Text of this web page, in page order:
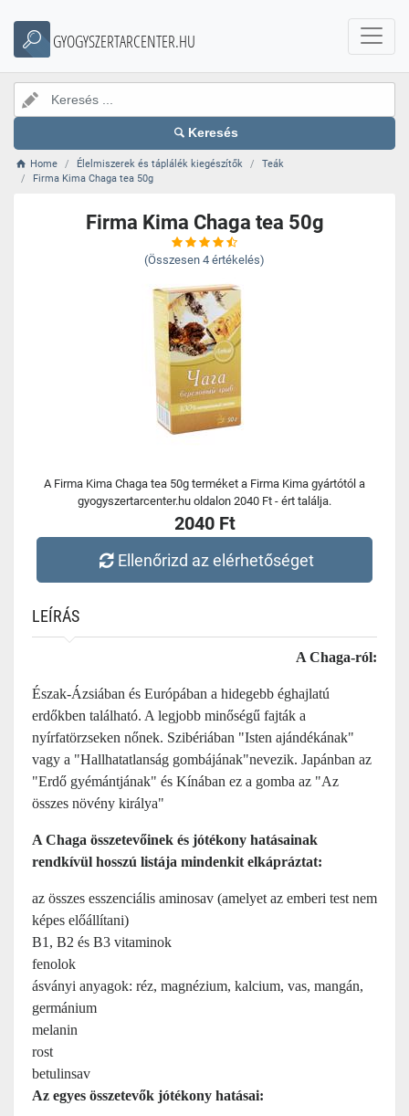
GYOGYSZERTARCENTER.HU
Keresés
Home Élelmiszerek és táplálék kiegészítők
Teák
Firma Kima Chaga tea 50g
Firma Kima Chaga tea 50g
(Összesen 4 értékelés)
A Firma Kima Chaga tea 50g terméket a Firma Kima gyártótól a
gyogyszertarcenter.hu oldalon 2040 Ft - ért találja.
2040 Ft
Ellenőrizd az elérhetőséget
LEÍRÁS
A Chaga-ról:
Észak-Ázsiában és Európában a hidegebb éghajlatú
erdőkben található. A legjobb minőségű fajták a
nyírfatörzseken nőnek. Szibériában "Isten ajándékának"
vagy a "Hallhatatlanság gombájának"nevezik. Japánban az
"Erdő gyémántjának" és Kínában ez a gomba az "Az
összes növény királya"
A Chaga összetevőinek és jótékony hatásainak
rendkívül hosszú listája mindenkit elkápráztat:
az összes esszenciális aminosav (amelyet az emberi test nem
képes előállítani)
B1, B2 és B3 vitaminok
fenolok
ásványi anyagok: réz, magnézium, kalcium, vas, mangán,
germánium
melanin
rost
betulinsav
Az egyes összetevők jótékony hatásai: